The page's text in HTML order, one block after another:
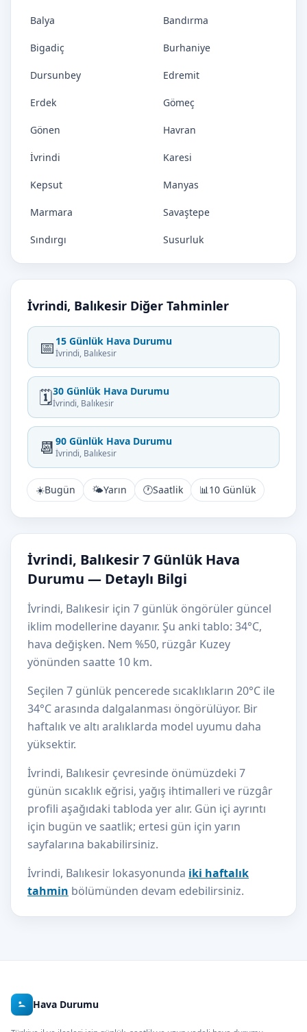
Balya Bandırma
Bigadiç Burhaniye
Dursunbey Edremit
Erdek Gömeç
Gönen Havran
İvrindi Karesi
Kepsut Manyas
Marmara Savaştepe
Sındırgı Susurluk
İvrindi, Balıkesir Diğer Tahminler
📅 15 Günlük Hava Durumu
İvrindi, Balıkesir
🗓️30 Günlük Hava Durumu
İvrindi, Balıkesir
📆 90 Günlük Hava Durumu
İvrindi, Balıkesir
☀️Bugün 🌤️Yarın 🕐Saatlik 📊10 Günlük
İvrindi, Balıkesir 7 Günlük Hava
Durumu — Detaylı Bilgi
İvrindi, Balıkesir için 7 günlük öngörüler güncel
iklim modellerine dayanır. Şu anki tablo: 34°C,
hava değişken. Nem %50, rüzgâr Kuzey
yönünden saatte 10 km.
Seçilen 7 günlük pencerede sıcaklıkların 20°C ile
34°C arasında dalgalanması öngörülüyor. Bir
haftalık ve altı aralıklarda model uyumu daha
yüksektir.
İvrindi, Balıkesir çevresinde önümüzdeki 7
günün sıcaklık eğrisi, yağış ihtimalleri ve rüzgâr
profili aşağıdaki tabloda yer alır. Gün içi ayrıntı
için bugün ve saatlik; ertesi gün için yarın
sayfalarına bakabilirsiniz.
İvrindi, Balıkesir lokasyonunda iki haftalık
tahmin bölümünden devam edebilirsiniz.
Hava Durumu